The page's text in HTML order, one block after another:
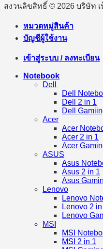
สงวนลิขสิทธิ์ © 2026 บริษัท
หมวดหมู่สินค้า
บัญชีผู้ใช้งาน
เข้าสู่ระบบ / ลงทะเบียน
Notebook
Dell
Dell
Dell 2 in 1
Dell
Acer
Acer
Acer 2 in 1
Acer
ASUS
Asus
Asus 2 in 1
Asus
Lenovo
Lenovo
Lenovo 2
Lenovo
MSI
MSI
MSI 2 in 1